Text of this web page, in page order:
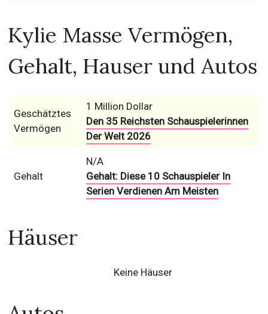
Kylie Masse Vermögen,
Gehalt, Hauser und Autos
Geschätztes
Vermögen
1 Million Dollar
Den 35 Reichsten Schauspielerinnen
Der Welt 2026
Gehalt
N/A
Gehalt: Diese 10 Schauspieler In
Serien Verdienen Am Meisten
Häuser
Keine Häuser